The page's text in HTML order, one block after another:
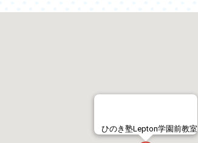
ひのき塾Lepton学園前教室